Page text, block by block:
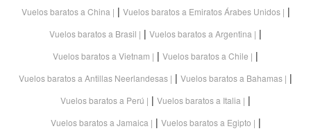
Vuelos baratos a China | Vuelos baratos a Emiratos Árabes Unidos |
Vuelos baratos a Brasil | Vuelos baratos a Argentina |
Vuelos baratos a Vietnam | Vuelos baratos a Chile |
Vuelos baratos a Antillas Neerlandesas | Vuelos baratos a Bahamas |
Vuelos baratos a Perú | Vuelos baratos a Italia |
Vuelos baratos a Jamaica | Vuelos baratos a Egipto |